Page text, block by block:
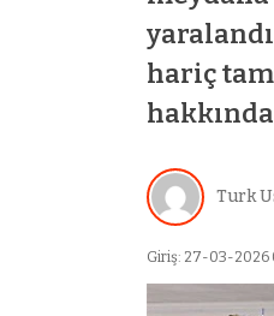
hariç
Turk
Giriş: 27-03-2026